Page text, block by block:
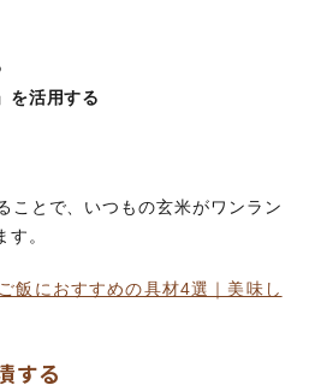
を活用する
ことで、いつもの玄米がワンラン
。
飯におすすめの具材4選｜美味し
する